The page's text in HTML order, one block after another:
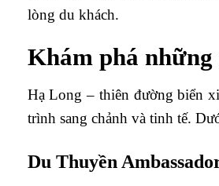
lòng du khách.
Khám phá
Hạ Long – thiên đường biển
trình sang chảnh và tinh tế.
Du Thuyền